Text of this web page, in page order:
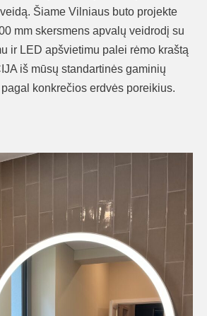
Šiame Vilniaus buto projekte
mm skersmens apvalų veidrodį su
ir LED apšvietimu palei rėmo kraštą
iš mūsų standartinės gaminių
konkrečios erdvės poreikius.